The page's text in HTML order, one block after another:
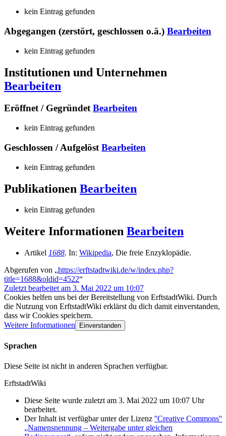
kein Eintrag gefunden
Abgegangen (zerstört, geschlossen o.ä.) Bearbeiten
kein Eintrag gefunden
Institutionen und Unternehmen
Bearbeiten
Eröffnet / Gegründet Bearbeiten
kein Eintrag gefunden
Geschlossen / Aufgelöst Bearbeiten
kein Eintrag gefunden
Publikationen Bearbeiten
kein Eintrag gefunden
Weitere Informationen Bearbeiten
Artikel 1688. In: Wikipedia, Die freie Enzyklopädie.
Abgerufen von „https://erftstadtwiki.de/w/index.php?
title=1688&oldid=4522“
Zuletzt bearbeitet am 3. Mai 2022 um 10:07
Cookies helfen uns bei der Bereitstellung von ErftstadtWiki. Durch
die Nutzung von ErftstadtWiki erklärst du dich damit einverstanden,
dass wir Cookies speichern.
Weitere Informationen
Einverstanden
Sprachen
Diese Seite ist nicht in anderen Sprachen verfügbar.
ErftstadtWiki
Diese Seite wurde zuletzt am 3. Mai 2022 um 10:07 Uhr
bearbeitet.
Der Inhalt ist verfügbar unter der Lizenz ''Creative Commons''
„Namensnennung – Weitergabe unter gleichen